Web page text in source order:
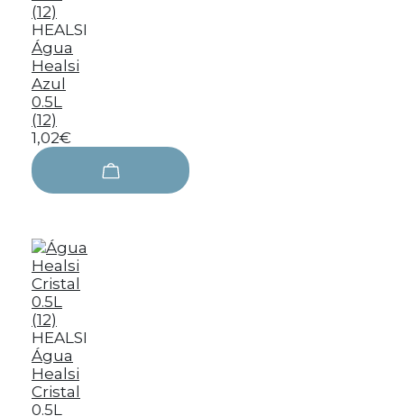
HEALSI
Água
Healsi
Azul
0.5L
(12)
1,02€
HEALSI
Água
Healsi
Cristal
0.5L